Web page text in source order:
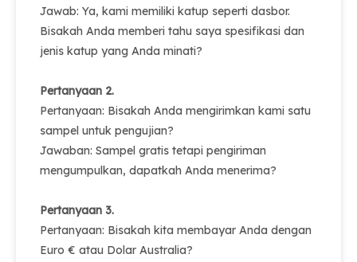
Jawab: Ya, kami memiliki katup seperti dasbor.
Bisakah Anda memberi tahu saya spesifikasi dan
jenis katup yang Anda minati?
Pertanyaan 2.
Pertanyaan: Bisakah Anda mengirimkan kami satu
sampel untuk pengujian?
Jawaban: Sampel gratis tetapi pengiriman
mengumpulkan, dapatkah Anda menerima?
Pertanyaan 3.
Pertanyaan: Bisakah kita membayar Anda dengan
Euro € atau Dolar Australia?